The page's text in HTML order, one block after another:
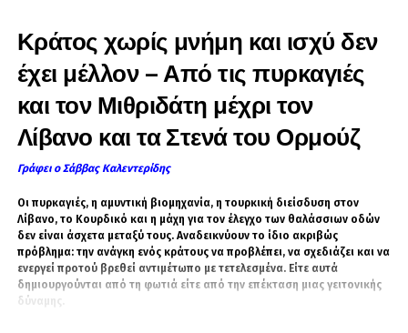
οριστικές συμφωνίες.
Αναδιαμόρφωση ισορροπιών στην Ανατολική
Η νέα φερόμενη δυναμική στις σχέσεις
Τουρκίας και Αιγύπτου επηρεάζει ευρύτερα την
ανατολική Μεσόγειο, με το Ισραήλ, την Ελλάδα
και την Κυπριακή Δημοκρατία να
παρακολουθούν στενά τις εξελίξεις. Αναλυτές
εκτιμούν ότι μια περαιτέρω εμβάθυνση της
συνεργασίας θα μπορούσε να μεταβάλει
ουσιαστικά τις ισορροπίες ισχύος στην
περιοχή, ιδίως στους τομείς της ενέργειας και
Κράτος χωρίς μνήμη και ισχύ δεν
έχει μέλλον – Από τις πυρκαγιές
και τον Μιθριδάτη μέχρι τον
Λίβανο και τα Στενά του Ορμούζ
Γράφει ο Σάββας Καλεντερίδης
Οι πυρκαγιές, η αμυντική βιομηχανία, η τουρκική διείσδυση στον
Λίβανο, το Κουρδικό και η μάχη για τον έλεγχο των θαλάσσιων οδών
δεν είναι άσχετα μεταξύ τους. Αναδεικνύουν το ίδιο ακριβώς
πρόβλημα: την ανάγκη ενός κράτους να προβλέπει, να σχεδιάζει και να
ενεργεί προτού βρεθεί αντιμέτωπο με τετελεσμένα. Είτε αυτά
δημιουργούνται από τη φωτιά είτε από την επέκταση μιας γειτονικής
δύναμης.